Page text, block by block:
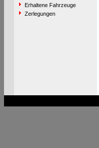
Erhaltene Fahrzeuge
Zerlegungen